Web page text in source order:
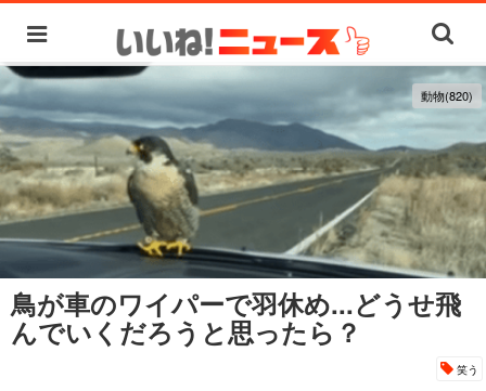
動物(820)
鳥が車のワイパーで羽休め...どうせ飛
んでいくだろうと思ったら？
笑う